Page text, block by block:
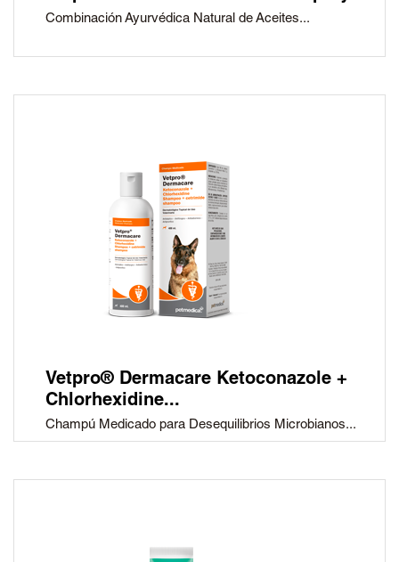
Combinación Ayurvédica Natural de Aceites...
Vetpro® Dermacare Ketoconazole +
Chlorhexidine...
Champú Medicado para Desequilibrios Microbianos...